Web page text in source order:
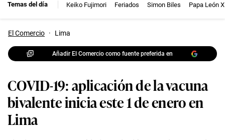
Temas del día Keiko Fujimori Feriados Simon Biles Papa León
El Comercio · Lima
Añadir El Comercio como fuente preferida en
COVID-19: aplicación de la vacuna
bivalente inicia este 1 de enero en
Lima